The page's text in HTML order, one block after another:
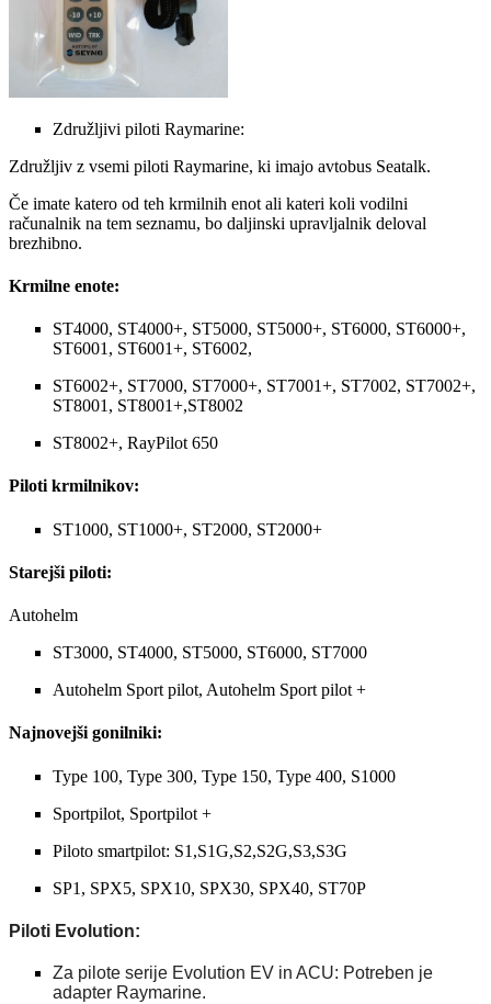
Združljivi piloti Raymarine:
Združljiv z vsemi piloti Raymarine, ki imajo avtobus Seatalk.
Če imate katero od teh krmilnih enot ali kateri koli vodilni
računalnik na tem seznamu, bo daljinski upravljalnik deloval
brezhibno.
Krmilne enote:
ST4000, ST4000+, ST5000, ST5000+, ST6000, ST6000+,
ST6001, ST6001+, ST6002,
ST6002+, ST7000, ST7000+, ST7001+, ST7002, ST7002+,
ST8001, ST8001+,ST8002
ST8002+, RayPilot 650
Piloti krmilnikov:
ST1000, ST1000+, ST2000, ST2000+
Starejši piloti:
Autohelm
ST3000, ST4000, ST5000, ST6000, ST7000
Autohelm Sport pilot, Autohelm Sport pilot +
Najnovejši gonilniki:
Type 100, Type 300, Type 150, Type 400, S1000
Sportpilot, Sportpilot +
Piloto smartpilot: S1,S1G,S2,S2G,S3,S3G
SP1, SPX5, SPX10, SPX30, SPX40, ST70P
Piloti Evolution:
Za pilote serije Evolution EV in ACU: Potreben je
adapter Raymarine.